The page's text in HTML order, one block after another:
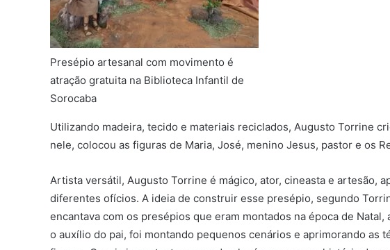
Presépio artesanal com movimento é
atração gratuita na Biblioteca Infantil de
Sorocaba
Utilizando madeira, tecido e materiais reciclados, Augusto Torrine
nele, colocou as figuras de Maria, José, menino Jesus, pastor e os
Artista versátil, Augusto Torrine é mágico, ator, cineasta e artesão,
diferentes ofícios. A ideia de construir esse presépio, segundo
encantava com os presépios que eram montados na época de
o auxílio do pai, foi montando pequenos cenários e aprimorando as